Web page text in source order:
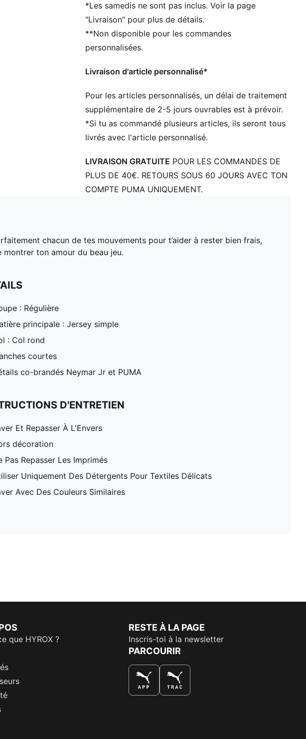
Détails co-brandés Neymar Jr et PUMA
*Les samedis ne sont pas inclus. Voir la page
"Livraison" pour plus de détails.
**Non disponible pour les commandes
personnalisées.
Livraison d'article personnalisé*
Pour les articles personnalisés, un délai de traitement
supplémentaire de 2-5 jours ouvrables est à prévoir.
*Si tu as commandé plusieurs articles, ils seront tous
livrés avec l'article personnalisé.
LIVRAISON GRATUITE POUR LES COMMANDES DE
PLUS DE 40€. RETOURS SOUS 60 JOURS AVEC TON
COMPTE PUMA UNIQUEMENT.
chacun de tes mouvements pour t’aider à rester bien frais,
ton amour du beau jeu.
: Régulière
principale : Jersey simple
: Col rond
courtes
co-brandés Neymar Jr et PUMA
D'ENTRETIEN
Et Repasser À L'Envers
décoration
Pas Repasser Les Imprimés
Uniquement Des Détergents Pour Textiles Délicats
Avec Des Couleurs Similaires
que HYROX ?
RESTE À LA PAGE
Inscris-toi à la newsletter
PARCOURIR